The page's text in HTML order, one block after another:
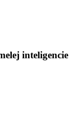
inteligencie